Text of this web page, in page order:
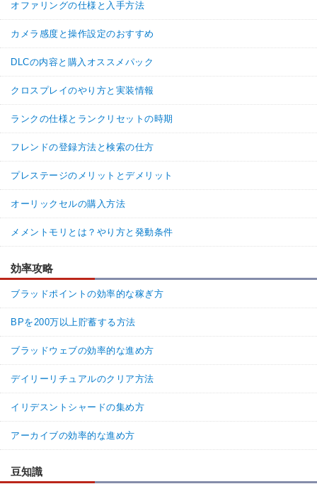
オファリングの仕様と入手方法
カメラ感度と操作設定のおすすめ
DLCの内容と購入オススメパック
クロスプレイのやり方と実装情報
ランクの仕様とランクリセットの時期
フレンドの登録方法と検索の仕方
プレステージのメリットとデメリット
オーリックセルの購入方法
メメントモリとは？やり方と発動条件
効率攻略
ブラッドポイントの効率的な稼ぎ方
BPを200万以上貯蓄する方法
ブラッドウェブの効率的な進め方
デイリーリチュアルのクリア方法
イリデスントシャードの集め方
アーカイブの効率的な進め方
豆知識